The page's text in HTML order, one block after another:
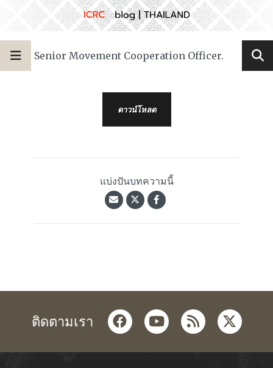
Senior Movement Cooperation Officer.
ดาวน์โหลด
แบ่งปันบทความนี้
ติดตามเรา facebookyoutube
rss twitter